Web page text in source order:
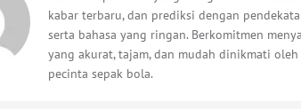
kabar terbaru, dan prediksi dengan
serta bahasa yang ringan. Berkomitmen
yang akurat, tajam, dan mudah dinikmati oleh
pecinta sepak bola.